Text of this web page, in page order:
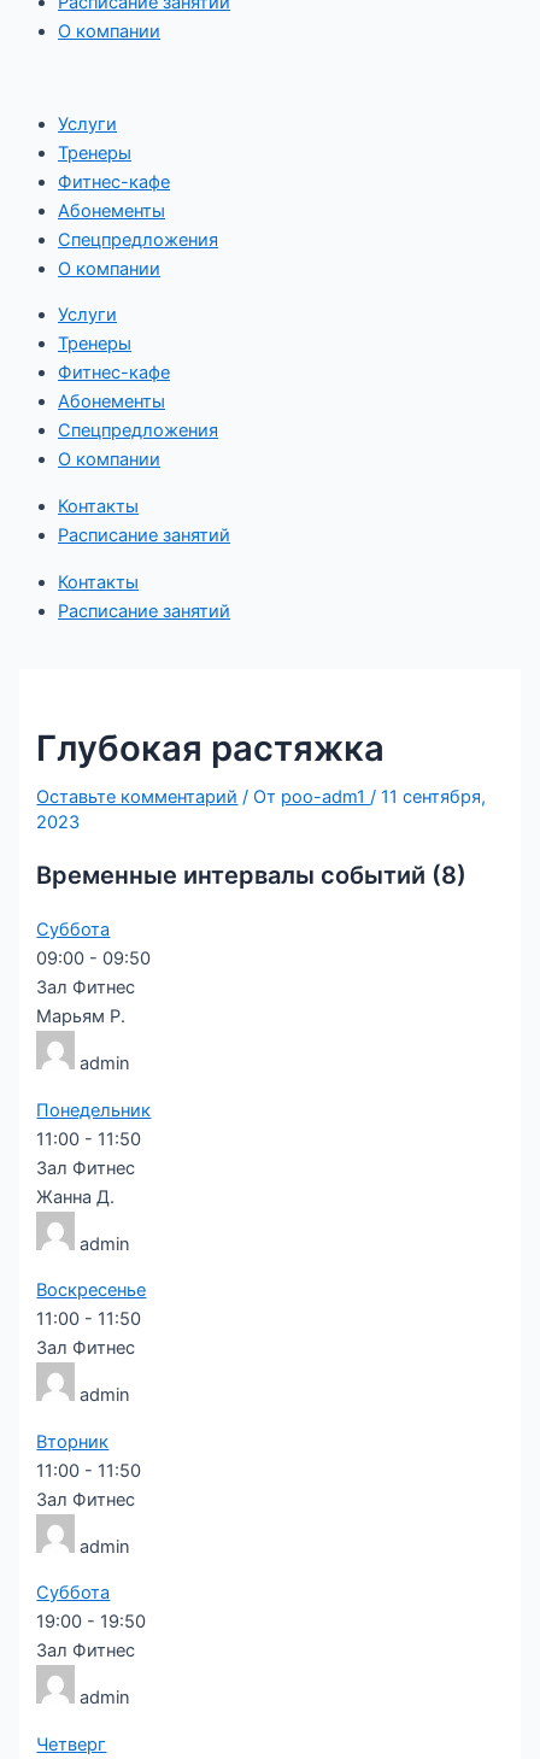
О компании
Услуги
Тренеры
Фитнес-кафе
Абонементы
Спецпредложения
О компании
Услуги
Тренеры
Фитнес-кафе
Абонементы
Спецпредложения
О компании
Контакты
Расписание занятий
Контакты
Расписание занятий
Глубокая растяжка
Оставьте комментарий / От poo-adm1/11 сентября,
2023
Временные интервалы событий (8)
Суббота
09:00 - 09:50
Зал Фитнес
Марьям Р.
admin
Понедельник
11:00 - 11:50
Зал Фитнес
Жанна Д.
admin
Воскресенье
11:00 - 11:50
Зал Фитнес
admin
Вторник
11:00 - 11:50
Зал Фитнес
admin
Суббота
19:00 - 19:50
Зал Фитнес
admin
Четверг